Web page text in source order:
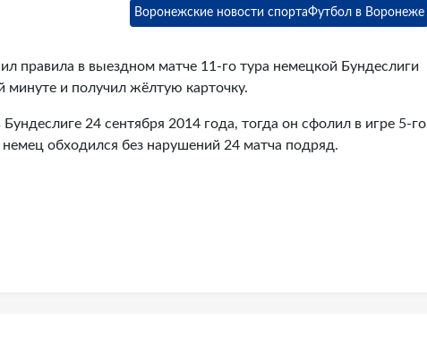
Воронежские новости спортаФутбол в Воронеже
правила в выездном матче 11-го тура немецкой Бундеслиги
минуте и получил жёлтую карточку.
24 сентября 2014 года, тогда он сфолил в игре 5-го
обходился без нарушений 24 матча подряд.